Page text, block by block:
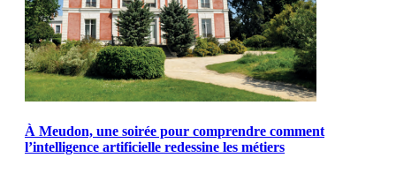
À Meudon, une soirée pour comprendre comment
l’intelligence artificielle redessine les métiers